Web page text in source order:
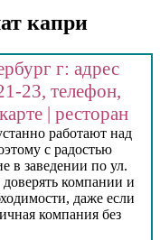
капри
г: адрес
23, телефон,
| ресторан
работают над
с радостью
в заведении по ул.
компании и
даже если
компания без